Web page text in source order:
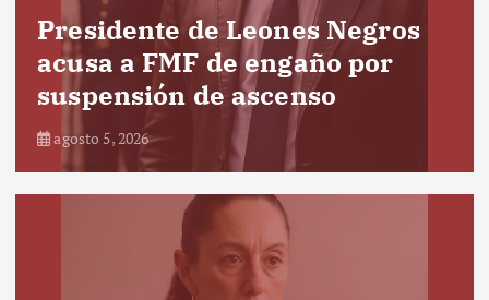
Presidente de Leones Negros
acusa a FMF de engaño por
suspensión de ascenso
agosto 5, 2026